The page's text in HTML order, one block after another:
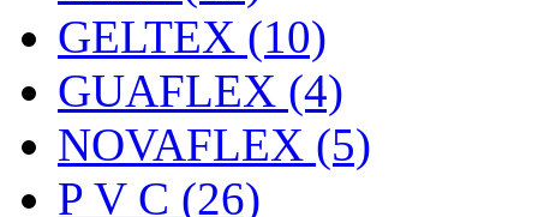
GELTEX (10)
GUAFLEX (4)
NOVAFLEX (5)
P V C (26)